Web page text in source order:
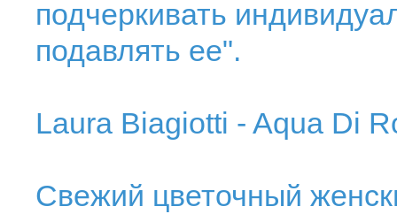
подчеркивать
подавлять ее".
Laura Biagiotti - Aqua Di
Свежий цветочный